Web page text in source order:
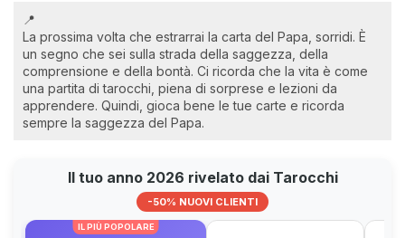
📍
La prossima volta che estrarrai la carta del Papa, sorridi. È
un segno che sei sulla strada della saggezza, della
comprensione e della bontà. Ci ricorda che la vita è come
una partita di tarocchi, piena di sorprese e lezioni da
apprendere. Quindi, gioca bene le tue carte e ricorda
sempre la saggezza del Papa.
Il tuo anno 2026 rivelato dai Tarocchi
-50% NUOVI CLIENTI
IL PIÙ POPOLARE